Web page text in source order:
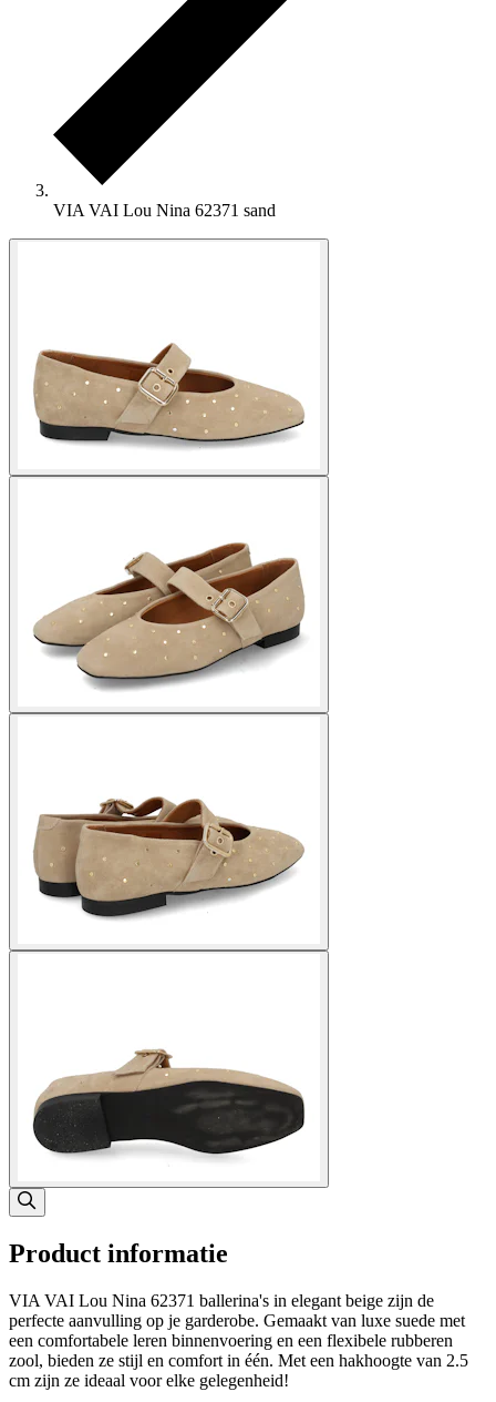
VIA VAI Lou Nina 62371 sand
Product informatie
VIA VAI Lou Nina 62371 ballerina's in elegant beige zijn de
perfecte aanvulling op je garderobe. Gemaakt van luxe suede met
een comfortabele leren binnenvoering en een flexibele rubberen
zool, bieden ze stijl en comfort in één. Met een hakhoogte van 2.5
cm zijn ze ideaal voor elke gelegenheid!